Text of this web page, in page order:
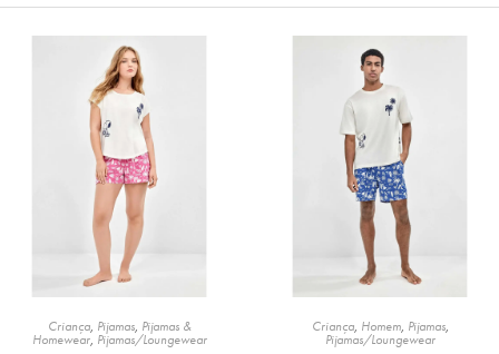
Criança, Pijamas, Pijamas &
Homewear, Pijamas/Loungewear
Criança, Homem, Pijamas,
Pijamas/Loungewear